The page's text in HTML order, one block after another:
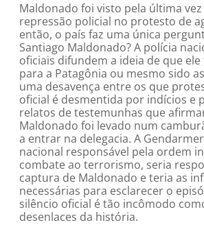
Maldonado foi visto pela última
repressão policial no protesto de
então, o país faz uma única
Santiago Maldonado? A polícia
oficiais difundem a ideia de que
para a Patagônia ou mesmo sido
uma desavença entre os que
oficial é desmentida por indícios e
relatos de testemunhas que
Maldonado foi levado num
a entrar na delegacia. A
nacional responsável pela ordem
combate ao terrorismo, seria
captura de Maldonado e teria as
necessárias para esclarecer o
silêncio oficial é tão incômodo
desenlaces da história.